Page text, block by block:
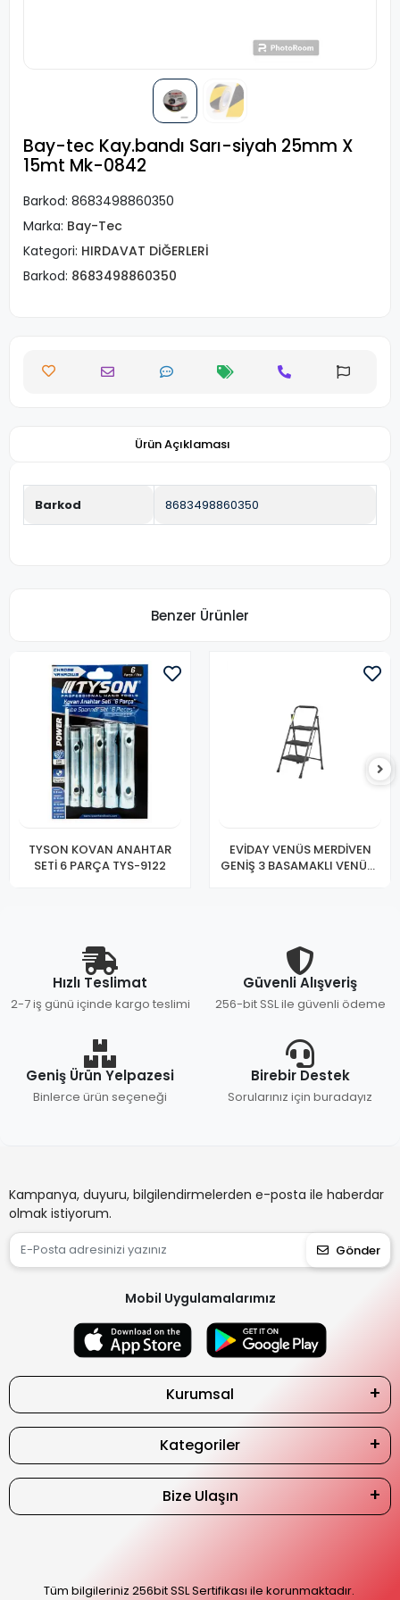
Bay-tec Kay.bandı Sarı-siyah 25mm X
15mt Mk-0842
Barkod: 8683498860350
Marka: Bay-Tec
Kategori: HIRDAVAT DİĞERLERİ
Barkod: 8683498860350
Ürün Açıklaması
Barkod 8683498860350
Benzer Ürünler
TYSON KOVAN ANAHTAR
SETİ 6 PARÇA TYS-9122
EVİDAY VENÜS MERDİVEN
GENİŞ 3 BASAMAKLI VENÜS-
Hızlı Teslimat
2-7 iş günü içinde kargo teslimi
Güvenli Alışveriş
256-bit SSL ile güvenli ödeme
Geniş Ürün Yelpazesi
Binlerce ürün seçeneği
Birebir Destek
Sorularınız için buradayız
Kampanya, duyuru, bilgilendirmelerden e-posta ile haberdar
olmak istiyorum.
Gönder
Mobil Uygulamalarımız
Kurumsal
Kategoriler
Bize Ulaşın
Tüm bilgileriniz 256bit SSL Sertifikası ile korunmaktadır.